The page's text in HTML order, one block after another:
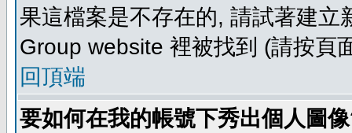
果這檔案是不存在的, 請試著建
Group website 裡被找到 (請按頁
回頂端
要如何在我的帳號下秀出個人圖